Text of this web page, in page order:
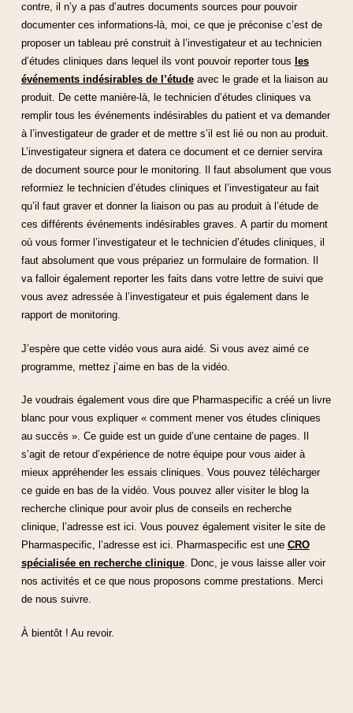
contre, il n’y a pas d’autres documents sources pour pouvoir
documenter ces informations-là, moi, ce que je préconise c’est de
proposer un tableau pré construit à l’investigateur et au technicien
d’études cliniques dans lequel ils vont pouvoir reporter tous les
événements indésirables de l’étudeavec le grade et la liaison au
produit. De cette manière-là, le technicien d’études cliniques va
remplir tous les événements indésirables du patient et va demander
à l’investigateur de grader et de mettre s’il est lié ou non au produit.
L’investigateur signera et datera ce document et ce dernier servira
de document source pour le monitoring. Il faut absolument que vous
reformiez le technicien d’études cliniques et l’investigateur au fait
qu’il faut graver et donner la liaison ou pas au produit à l’étude de
ces différents événements indésirables graves. A partir du moment
où vous former l’investigateur et le technicien d’études cliniques, il
faut absolument que vous prépariez un formulaire de formation. Il
va falloir également reporter les faits dans votre lettre de suivi que
vous avez adressée à l’investigateur et puis également dans le
rapport de monitoring.
J’espère que cette vidéo vous aura aidé. Si vous avez aimé ce
programme, mettez j’aime en bas de la vidéo.
Je voudrais également vous dire que Pharmaspecific a créé un livre
blanc pour vous expliquer « comment mener vos études cliniques
au succès ». Ce guide est un guide d’une centaine de pages. Il
s’agit de retour d’expérience de notre équipe pour vous aider à
mieux appréhender les essais cliniques. Vous pouvez télécharger
ce guide en bas de la vidéo. Vous pouvez aller visiter le blog la
recherche clinique pour avoir plus de conseils en recherche
clinique, l’adresse est ici. Vous pouvez également visiter le site de
Pharmaspecific, l’adresse est ici. Pharmaspecific est une CRO
spécialisée en recherche clinique. Donc, je vous laisse aller voir
nos activités et ce que nous proposons comme prestations. Merci
de nous suivre.
À bientôt ! Au revoir.